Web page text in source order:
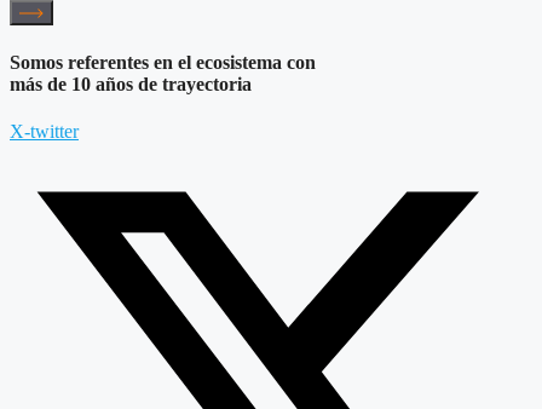
Somos referentes en el ecosistema con
más de 10 años de trayectoria
X-twitter